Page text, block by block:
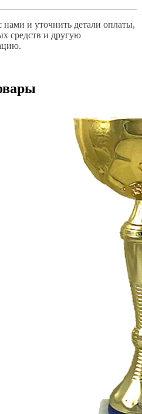
нами и уточнить детали оплаты,
средств и другую